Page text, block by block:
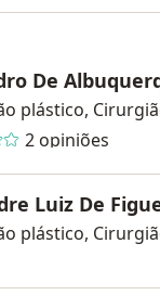
De
plástico,
2 opiniões
plástico,